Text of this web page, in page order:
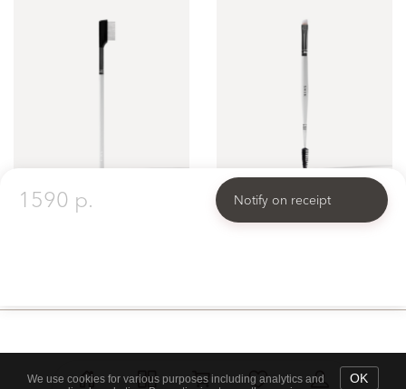
1590 p. Notify on receipt
We use cookies for various purposes including analytics and
OK